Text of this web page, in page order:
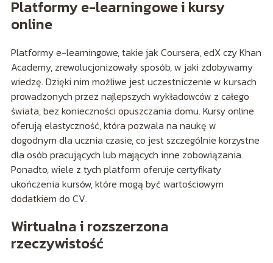
Platformy e-learningowe i kursy
online
Platformy e-learningowe, takie jak Coursera, edX czy Khan
Academy, zrewolucjonizowały sposób, w jaki zdobywamy
wiedzę. Dzięki nim możliwe jest uczestniczenie w kursach
prowadzonych przez najlepszych wykładowców z całego
świata, bez konieczności opuszczania domu. Kursy online
oferują elastyczność, która pozwala na naukę w
dogodnym dla ucznia czasie, co jest szczególnie korzystne
dla osób pracujących lub mających inne zobowiązania.
Ponadto, wiele z tych platform oferuje certyfikaty
ukończenia kursów, które mogą być wartościowym
dodatkiem do CV.
Wirtualna i rozszerzona
rzeczywistość